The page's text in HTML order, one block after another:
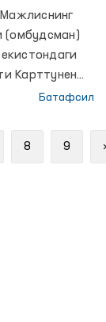
(омбудсман)
Карттунен
Батафсил
8 9